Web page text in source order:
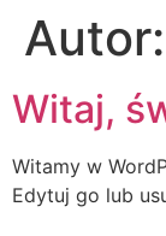
Autor:
Witaj,
Witamy w
Edytuj go lub